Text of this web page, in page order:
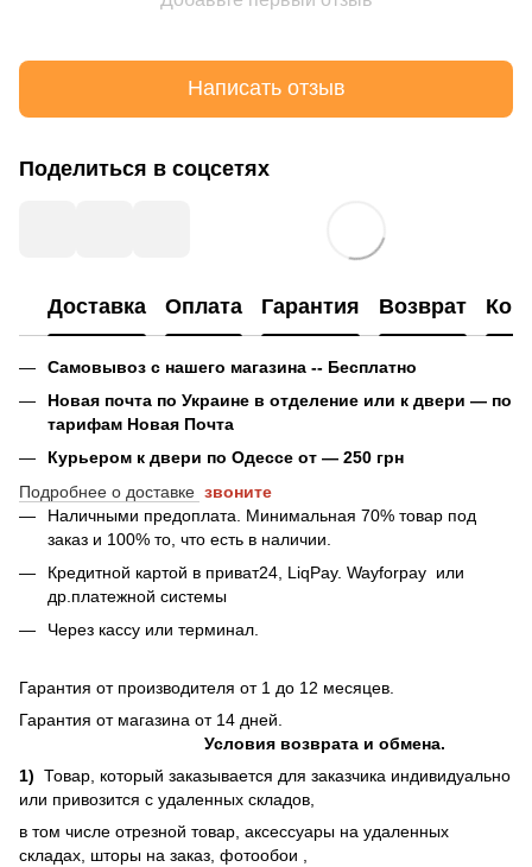
Написать отзыв
Поделиться в соцсетях
Доставка Оплата Гарантия Возврат
Самовывоз с нашего магазина -- Бесплатно
Новая почта по Украине в отделение или к двери — по
тарифам Новая Почта
Курьером к двери по Одессе от — 250 грн
Подробнее о доставке звоните
Наличными предоплата. Минимальная 70% товар под
заказ и 100% то, что есть в наличии.
Кредитной картой в приват24, LiqPay. Wayforpay или
др.платежной системы
Через кассу или терминал.
Гарантия от производителя от 1 до 12 месяцев.
Гарантия от магазина от 14 дней.
Условия возврата и обмена.
1) Товар, который заказывается для заказчика индивидуально
или привозится с удаленных складов,
в том числе отрезной товар, аксессуары на удаленных
складах, шторы на заказ, фотообои ,